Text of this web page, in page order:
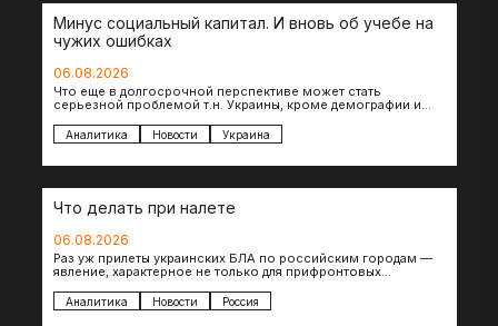
Минус социальный капитал. И вновь об учебе на
чужих ошибках
06.08.2026
Что еще в долгосрочной перспективе может стать
серьезной проблемой т.н. Украины, кроме демографии и
которых будет…
Аналитика Новости Украина
Что делать при налете
06.08.2026
Раз уж прилеты украинских БЛА по российским городам —
явление, характерное не только для прифронтовых
Аналитика Новости Россия